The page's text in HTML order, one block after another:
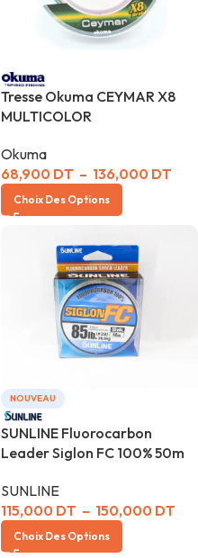
Tresse Okuma CEYMAR X8
MULTICOLOR
Okuma
68,900 DT – 136,000 DT
Choix Des Options
NOUVEAU
SUNLINE Fluorocarbon
Leader Siglon FC 100% 50m
SUNLINE
115,000 DT – 150,000 DT
Choix Des Options